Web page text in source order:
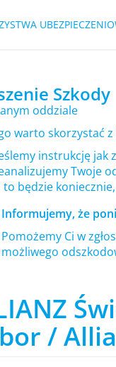
Szkody
oddziale
warto skorzystać
instrukcję jak
Twoje
będzie
Informujemy, że
Pomożemy Ci w
możliwego
/